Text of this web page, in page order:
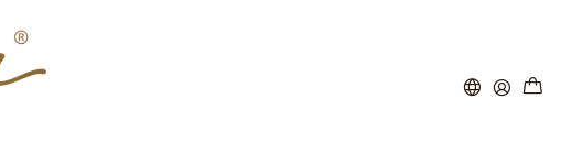
personalizada de pareja plata